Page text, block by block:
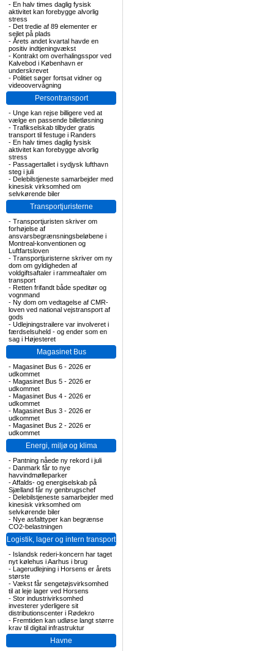
- En halv times daglig fysisk
aktivitet kan forebygge alvorlig
stress
- Det tredie af 89 elementer er
sejlet på plads
- Årets andet kvartal havde en
positiv indtjeningvækst
- Kontrakt om overhalingsspor ved
Kalvebod i København er
underskrevet
- Politiet søger fortsat vidner og
videoovervågning
Persontransport
- Unge kan rejse billigere ved at
vælge en passende billetløsning
- Trafikselskab tilbyder gratis
transport til festuge i Randers
- En halv times daglig fysisk
aktivitet kan forebygge alvorlig
stress
- Passagertallet i sydjysk lufthavn
steg i juli
- Delebilstjeneste samarbejder med
kinesisk virksomhed om
selvkørende biler
Transportjuristerne
- Transportjuristen skriver om
forhøjelse af
ansvarsbegrænsningsbeløbene i
Montreal-konventionen og
Luftfartsloven
- Transportjuristerne skriver om ny
dom om gyldigheden af
voldgiftsaftaler i rammeaftaler om
transport
- Retten frifandt både speditør og
vognmand
- Ny dom om vedtagelse af CMR-
loven ved national vejstransport af
gods
- Udlejningstrailere var involveret i
færdselsuheld - og ender som en
sag i Højesteret
Magasinet Bus
- Magasinet Bus 6 - 2026 er
udkommet
- Magasinet Bus 5 - 2026 er
udkommet
- Magasinet Bus 4 - 2026 er
udkommet
- Magasinet Bus 3 - 2026 er
udkommet
- Magasinet Bus 2 - 2026 er
udkommet
Energi, miljø og klima
- Pantning nåede ny rekord i juli
- Danmark får to nye
havvindmølleparker
-Affalds- og energiselskab på
Sjælland får ny genbrugschef
- Delebilstjeneste samarbejder med
kinesisk virksomhed om
selvkørende biler
- Nye asfalttyper kan begrænse
CO2-belastningen
Logistik, lager og intern transport
- Islandsk rederi-koncern har taget
nyt kølehus i Aarhus i brug
- Lagerudlejning i Horsens er årets
største
- Vækst får sengetøjsvirksomhed
til at leje lager ved Horsens
- Stor industrivirksomhed
investerer yderligere sit
distributionscenter i Rødekro
- Fremtiden kan udløse langt større
krav til digital infrastruktur
Havne